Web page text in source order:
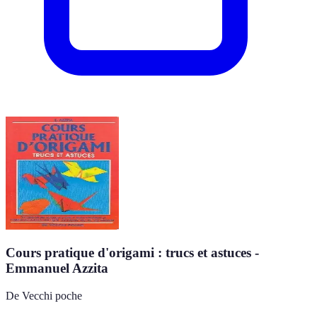
Cours pratique d'origami : trucs et astuces -
Emmanuel Azzita
De Vecchi poche